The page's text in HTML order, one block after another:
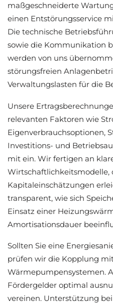
maßgeschneiderte
einen Entstörungsservice
Die technische
sowie die Kommunikation
werden von uns
störungsfreien
Verwaltungslasten für die
Unsere
relevanten Faktoren wie
Eigenverbrauchsoptionen,
Investitions- und
mit ein. Wir fertigen an
Wirtschaftlichkeitsmodelle,
Kapitaleinschätzungen
transparent, wie sich
Einsatz einer
Amortisationsdauer
Sollten Sie eine
prüfen wir die Kopplung
Wärmepumpensystemen.
Fördergelder optimal
vereinen. Unterstützung